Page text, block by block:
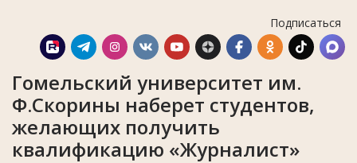
Подписаться
Гомельский университет им.
Ф.Скорины наберет студентов,
желающих получить
квалификацию «Журналист»